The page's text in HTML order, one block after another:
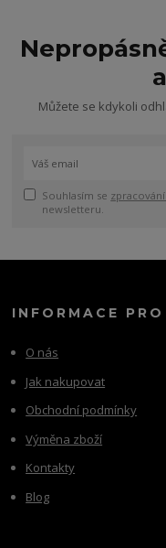
Můžete se kdykoli
Souhlasím se
newsletteru.
INFORMACE
O nás
Jak nakupovat
Obchodní podmínky
Výměna zboží
Kontakty
Blog